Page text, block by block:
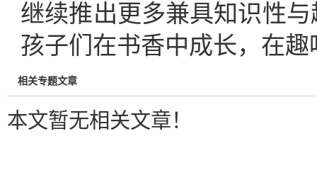
继续推出更多兼具知识性
孩子们在书香中成长，在
相关专题文章
本文暂无相关文章！